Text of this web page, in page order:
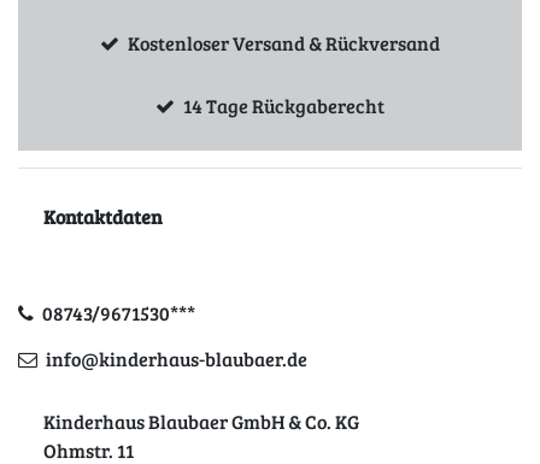
Kostenloser Versand & Rückversand
14 Tage Rückgaberecht
Kontaktdaten
08743/9671530***
info@kinderhaus-blaubaer.de
Kinderhaus Blaubaer GmbH & Co. KG
Ohmstr. 11